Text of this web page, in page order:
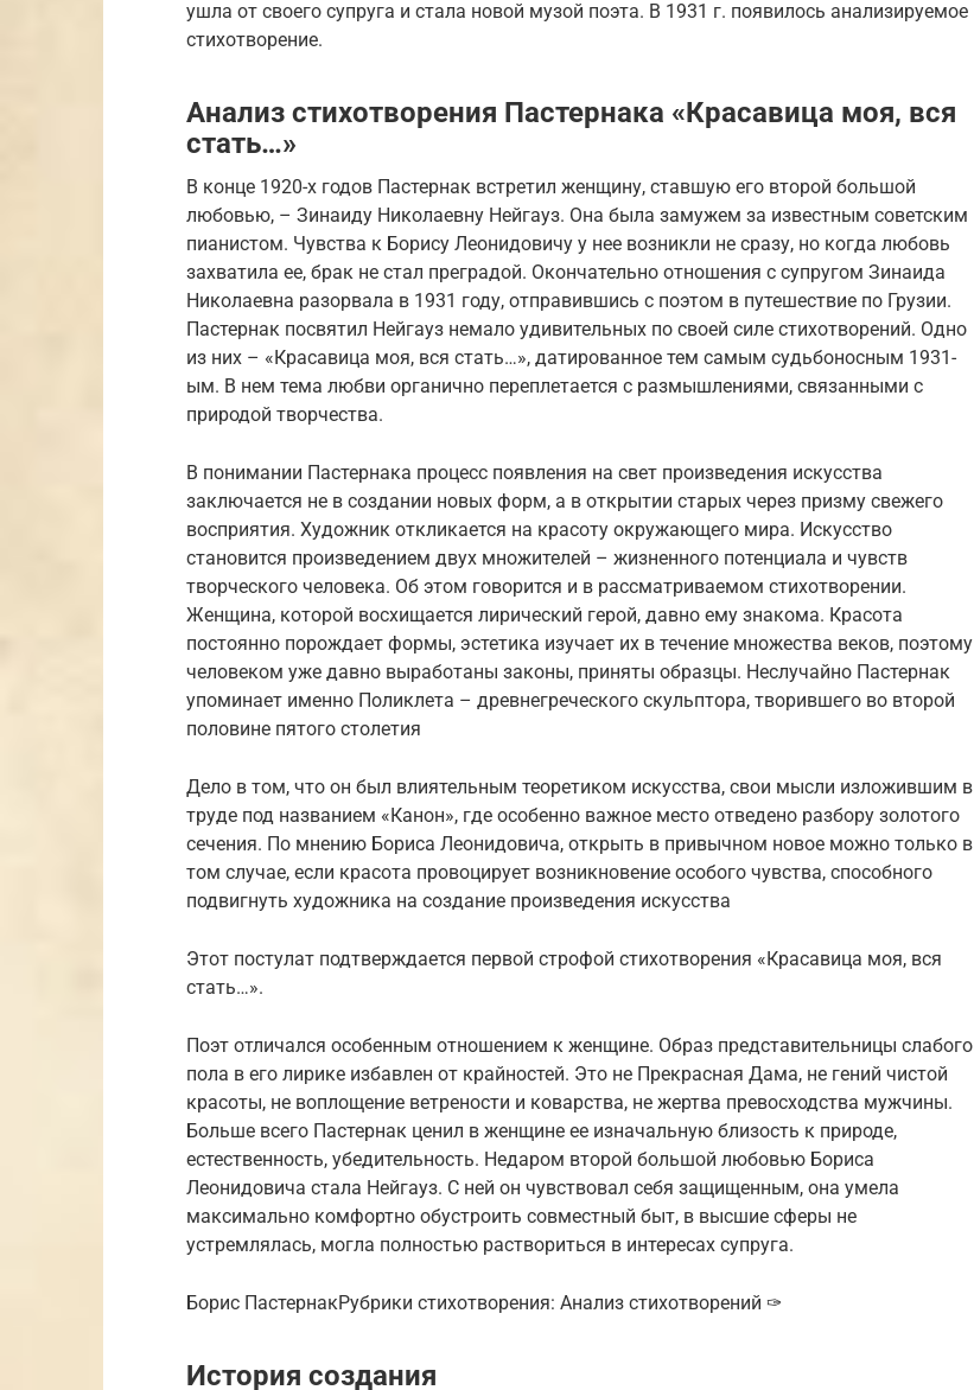
ушла от своего супруга и стала новой музой поэта. В 1931 г. появилось анализируемое
стихотворение.
Анализ стихотворения Пастернака «Красавица моя, вся
стать…»
В конце 1920-х годов Пастернак встретил женщину, ставшую его второй большой
любовью, – Зинаиду Николаевну Нейгауз. Она была замужем за известным советским
пианистом. Чувства к Борису Леонидовичу у нее возникли не сразу, но когда любовь
захватила ее, брак не стал преградой. Окончательно отношения с супругом Зинаида
Николаевна разорвала в 1931 году, отправившись с поэтом в путешествие по Грузии.
Пастернак посвятил Нейгауз немало удивительных по своей силе стихотворений. Одно
из них – «Красавица моя, вся стать…», датированное тем самым судьбоносным 1931-
ым. В нем тема любви органично переплетается с размышлениями, связанными с
природой творчества.
В понимании Пастернака процесс появления на свет произведения искусства
заключается не в создании новых форм, а в открытии старых через призму свежего
восприятия. Художник откликается на красоту окружающего мира. Искусство
становится произведением двух множителей – жизненного потенциала и чувств
творческого человека. Об этом говорится и в рассматриваемом стихотворении.
Женщина, которой восхищается лирический герой, давно ему знакома. Красота
постоянно порождает формы, эстетика изучает их в течение множества веков, поэтому
человеком уже давно выработаны законы, приняты образцы. Неслучайно Пастернак
упоминает именно Поликлета – древнегреческого скульптора, творившего во второй
половине пятого столетия
Дело в том, что он был влиятельным теоретиком искусства, свои мысли изложившим в
труде под названием «Канон», где особенно важное место отведено разбору золотого
сечения. По мнению Бориса Леонидовича, открыть в привычном новое можно только в
том случае, если красота провоцирует возникновение особого чувства, способного
подвигнуть художника на создание произведения искусства
Этот постулат подтверждается первой строфой стихотворения «Красавица моя, вся
стать…».
Поэт отличался особенным отношением к женщине. Образ представительницы слабого
пола в его лирике избавлен от крайностей. Это не Прекрасная Дама, не гений чистой
красоты, не воплощение ветрености и коварства, не жертва превосходства мужчины.
Больше всего Пастернак ценил в женщине ее изначальную близость к природе,
естественность, убедительность. Недаром второй большой любовью Бориса
Леонидовича стала Нейгауз. С ней он чувствовал себя защищенным, она умела
максимально комфортно обустроить совместный быт, в высшие сферы не
устремлялась, могла полностью раствориться в интересах супруга.
Борис ПастернакРубрики стихотворения: Анализ стихотворений ✑
История создания